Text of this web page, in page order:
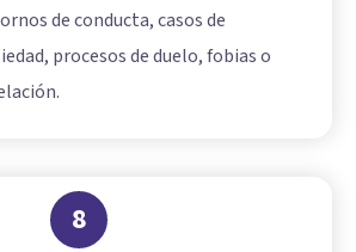
de conducta, casos de
procesos de duelo, fobias o
8